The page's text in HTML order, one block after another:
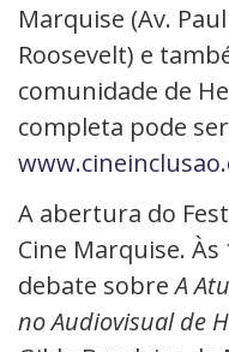
Marquise (Av.
Roosevelt) e
comunidade de
completa pode
A abertura do
Cine Marquise.
debate sobreA
no Audiovisual de